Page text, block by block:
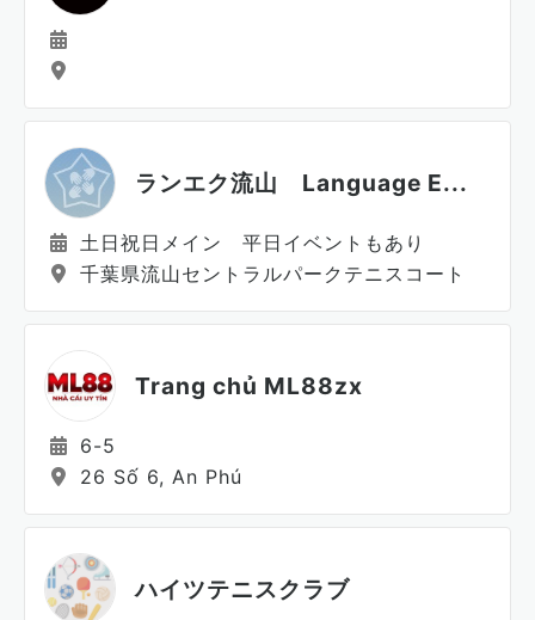
ランエク流山 Language E...
土日祝日メイン 平日イベントもあり
千葉県流山セントラルパークテニスコート
Trang chủ ML88zx
6-5
26 Số 6, An Phú
ハイツテニスクラブ